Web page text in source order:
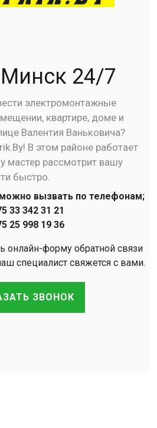
24/7
электромонтажные
квартире, доме и
Валентия Ваньковича?
В этом районе работает
мастер рассмотрит вашу
быстро.
вызвать по телефонам;
33 342 31 21
25 998 19 36
онлайн-форму обратной связи
специалист свяжется с вами.
ЗВОНОК